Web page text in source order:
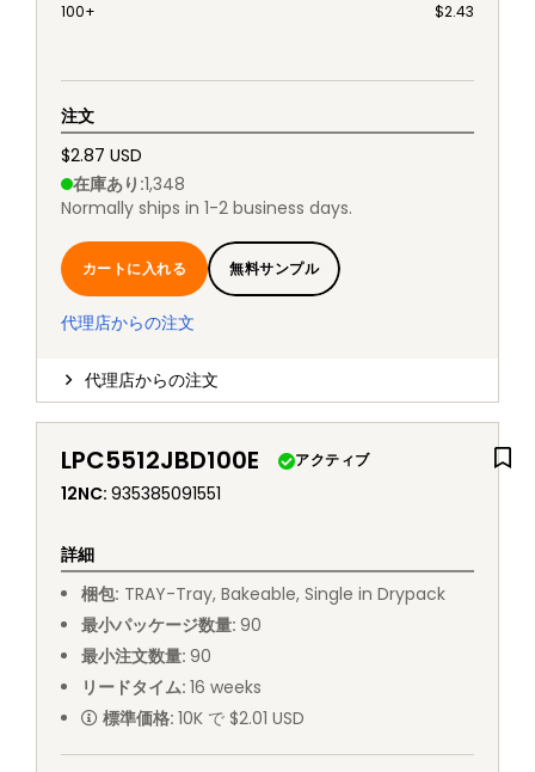
100+
$2.43
注文
$2.87 USD
在庫あり :1,348
Normally ships in 1-2 business days.
カートに入れる 無料サンプル
代理店からの注文
代理店からの注文
LPC5512JBD100E アクティブ
12NC: 935385091551
詳細
梱包: TRAY-Tray, Bakeable, Single in Drypack
最小パッケージ数量: 90
最小注文数量: 90
リードタイム: 16 weeks
標準価格: 10K で $2.01 USD